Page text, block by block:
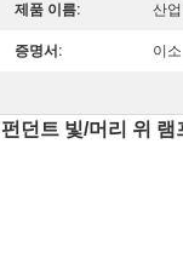
제품 이름: 산
증명서: 이소
던트 빛/머리 위 램